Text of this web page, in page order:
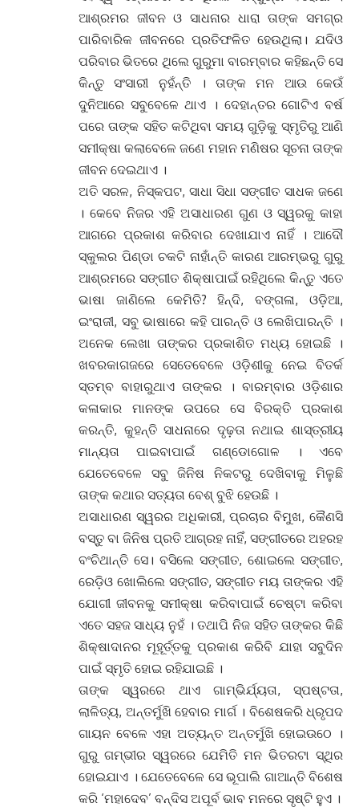
ଆଶ୍ରମର ଜୀବନ ଓ ସାଧନାର ଧାରା ତାଙ୍କ ସମଗ୍ର
ପାରିବାରିକ ଜୀବନରେ ପ୍ରତିଫଳିତ ହେଉଥିଲା। ଯଦିଓ
ପରିବାର ଭିତରେ ଥିଲେ ଗୁରୁମା ବାରମ୍ବାର କହିଛନ୍ତି ସେ
କିନ୍ତୁ ସଂସାରୀ ନୁହଁନ୍ତି । ତାଙ୍କ ମନ ଆଉ କେଉଁ
ଦୁନିଆରେ ସବୁବେଳେ ଥାଏ । ଦେହାନ୍ତର ଗୋଟିଏ ବର୍ଷ
ପରେ ତାଙ୍କ ସହିତ କଟିଥିବା ସମୟ ଗୁଡ଼ିକୁ ସ୍ମୃତିରୁ ଆଣି
ସମୀକ୍ଷା କଲାବେଳେ ଜଣେ ମହାନ ମଣିଷର ସୂଚନା ତାଙ୍କ
ଜୀବନ ଦେଇଥାଏ ।
ଅତି ସରଳ, ନିସ୍କପଟ, ସାଧା ସିଧା ସଙ୍ଗୀତ ସାଧକ ଜଣେ
। କେବେ ନିଜର ଏହି ଅସାଧାରଣ ଗୁଣ ଓ ସ୍ୱରକୁ କାହା
ଆଗରେ ପ୍ରକାଶ କରିବାର ଦେଖାଯାଏ ନାହିଁ । ଆଦୌ
ସ୍କୁଲର ପିଣ୍ଡା ଚକଟି ନାହାଁନ୍ତି କାରଣ ଆରମ୍ଭରୁ ଗୁରୁ
ଆଶ୍ରମରେ ସଙ୍ଗୀତ ଶିକ୍ଷାପାଇଁ ରହିଥିଲେ କିନ୍ତୁ ଏତେ
ଭାଷା ଜାଣିଲେ କେମିତି? ହିନ୍ଦି, ବଙ୍ଗଳା, ଓଡ଼ିଆ,
ଇଂରାଜୀ, ସବୁ ଭାଷାରେ କହି ପାରନ୍ତି ଓ ଲେଖିପାରନ୍ତି ।
ଅନେକ ଲେଖା ତାଙ୍କର ପ୍ରକାଶିତ ମଧ୍ୟ ହୋଇଛି ।
ଖବରକାଗଜରେ ସେତେବେଳେ ଓଡ଼ିଶୀକୁ ନେଇ ବିତର୍କ
ସ୍ତମ୍ବ ବାହାରୁଥାଏ ତାଙ୍କର । ବାରମ୍ବାର ଓଡ଼ିଶାର
କଳାକାର ମାନଙ୍କ ଉପରେ ସେ ବିରକ୍ତି ପ୍ରକାଶ
କରନ୍ତି, କୁହନ୍ତି ସାଧନାରେ ଦୃଢ଼ତା ନଥାଇ ଶାସ୍ତ୍ରୀୟ
ମାନ୍ୟତା ପାଇବାପାଇଁ ଗଣ୍ଡୋଗୋଳ । ଏବେ
ଯେତେବେଳେ ସବୁ ଜିନିଷ ନିକଟରୁ ଦେଖିବାକୁ ମିଳୁଛି
ତାଙ୍କ କଥାର ସତ୍ୟତା ବେଶ୍ ବୁଝି ହେଉଛି ।
ଅସାଧାରଣ ସ୍ୱରର ଅଧିକାରୀ, ପ୍ରଚାର ବିମୁଖ, କୈଣସି
ବସ୍ତୁ ବା ଜିନିଷ ପ୍ରତି ଆଗ୍ରହ ନାହିଁ, ସଙ୍ଗୀତରେ ଅହରହ
ବଂଚିଥାନ୍ତି ସେ। ବସିଲେ ସଙ୍ଗୀତ, ଶୋଇଲେ ସଙ୍ଗୀତ,
ରେଡ଼ିଓ ଖୋଲିଲେ ସଙ୍ଗୀତ, ସଙ୍ଗୀତ ମୟ ତାଙ୍କର ଏହି
ଯୋଗୀ ଜୀବନକୁ ସମୀକ୍ଷା କରିବାପାଇଁ ଚେଷ୍ଟା କରିବା
ଏତେ ସହଜ ସାଧ୍ୟ ନୁହଁ । ତଥାପି ନିଜ ସହିତ ତାଙ୍କର କିଛି
ଶିକ୍ଷାଦାନର ମୂହୂର୍ତ୍ତକୁ ପ୍ରକାଶ କରିବି ଯାହା ସବୁଦିନ
ପାଇଁ ସ୍ମୃତି ହୋଇ ରହିଯାଇଛି ।
ତାଙ୍କ ସ୍ୱରରେ ଥାଏ ଗାମ୍ଭିର୍ଯ୍ୟତା, ସ୍ପଷ୍ଟତା,
ଲାଳିତ୍ୟ, ଅନ୍ତର୍ମୁଖି ହେବାର ମାର୍ଗ । ବିଶେଷକରି ଧ୍ରୃପଦ
ଗାୟନ ବେଳେ ଏହା ଅତ୍ୟନ୍ତ ଅନ୍ତର୍ମୁଖି ହୋଇଉଠେ ।
ଗୁରୁ ଗମ୍ଭୀର ସ୍ୱରରେ ଯେମିତି ମନ ଭିତରଟା ସ୍ଥିର
ହୋଇଯାଏ । ଯେତେବେଳେ ସେ ଭୂପାଲି ଗାଆନ୍ତି ବିଶେଷ
କରି ‘ମହାଦେବ’ ବନ୍ଦିସ ଅପୂର୍ବ ଭାବ ମନରେ ସୃଷ୍ଟି ହୁଏ ।